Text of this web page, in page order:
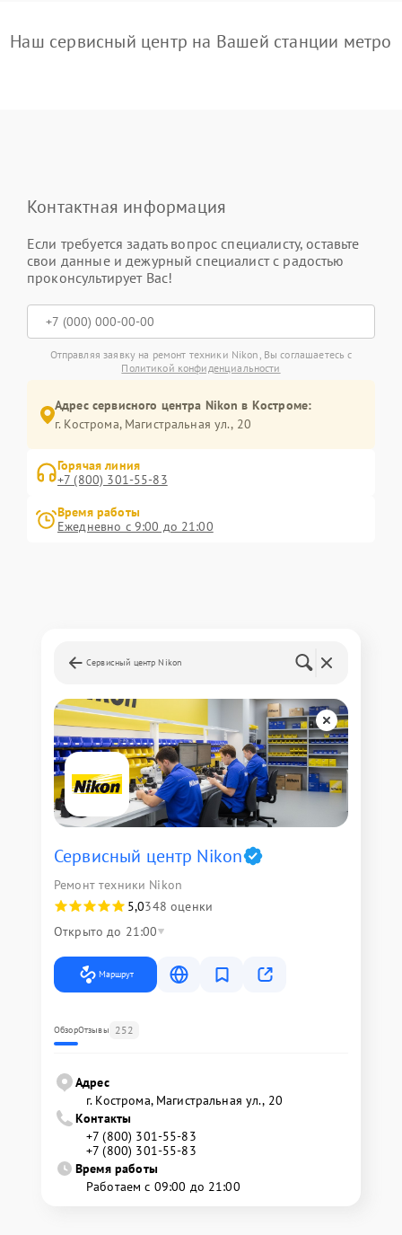
Наш сервисный центр на Вашей станции метро
Контактная информация
Если требуется задать вопрос специалисту, оставьте
свои данные и дежурный специалист с радостью
проконсультирует Вас!
Отправляя заявку на ремонт техники Nikon, Вы соглашаетесь с
Политикой конфиденциальности
Адрес сервисного центра Nikon в Костроме:
г. Кострома, Магистральная ул., 20
Горячая линия
+7 (800) 301-55-83
Время работы
Ежедневно с 9:00 до 21:00
Сервисный центр Nikon
Сервисный центр Nikon
Ремонт техники Nikon
5,0348 оценки
Открыто до 21:00
Маршрут
ОбзорОтзывы 252
Адрес
г. Кострома, Магистральная ул., 20
Контакты
+7 (800) 301-55-83
+7 (800) 301-55-83
Время работы
Работаем с 09:00 до 21:00